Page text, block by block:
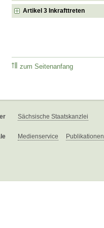
Artikel 3 Inkrafttreten
zum Seitenanfang
Sächsische Staatskanzlei
Medienservice Publikationen